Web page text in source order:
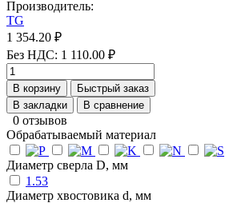
Производитель:
TG
1 354.20 ₽
Без НДС: 1 110.00 ₽
В корзину
Быстрый заказ
В закладки
В сравнение
0 отзывов
Обрабатываемый материал
Диаметр сверла D, мм
1.53
Диаметр хвостовика d, мм